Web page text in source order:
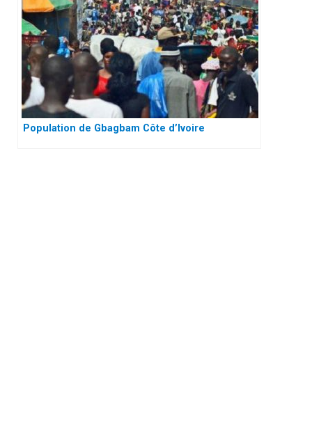
Population de Gbagbam Côte d’Ivoire